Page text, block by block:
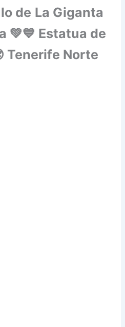
de La Giganta
💚💙 Estatua de
Tenerife Norte